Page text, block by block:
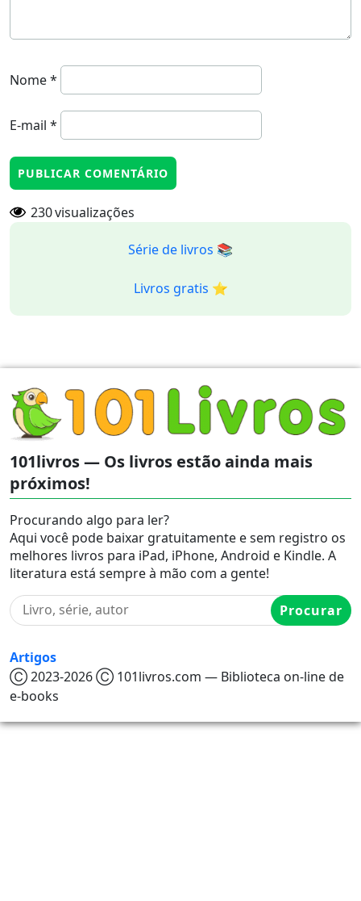
Nome*
E-mail *
230visualizações
Série de livros 📚
Livros gratis ⭐️
101livros — Os livros estão ainda mais
próximos!
Procurando algo para ler?
Aqui você pode baixar gratuitamente e sem registro os
melhores livros para iPad, iPhone, Android e Kindle. A
literatura está sempre à mão com a gente!
Procurar
Artigos
Ⓒ 2023-2026 Ⓒ 101livros.com — Biblioteca on-line de
e-books